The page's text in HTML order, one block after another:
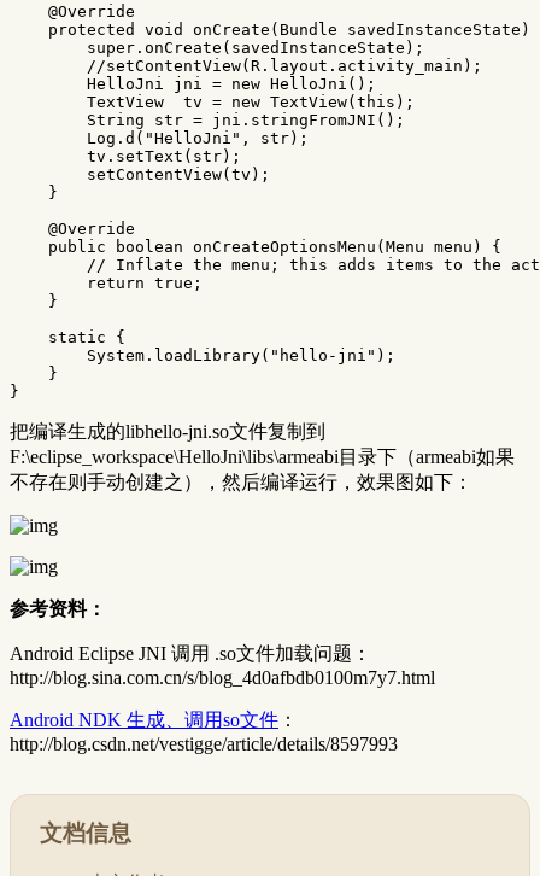
@Override
protected
void onCreate ( Bundle savedInstanceState )
super . onCreate ( savedInstanceState );
//
HelloJni
jni = new HelloJni ();
TextView
tv = new TextView( this );
String
str = jni . stringFromJNI ();
Log . d ( "HelloJni" , str);
tv . setText ( str);
setContentView( tv );
}
@Override
public
boolean onCreateOptionsMenu ( Menu menu )
{
// Inflate the menu; this adds items to the
return true ;
}
static
{
System . loadLibrary( "hello-jni" );
}
}
把编译生成的libhello-jni.so文件复制到
F:\eclipse_workspace\HelloJni\libs\armeabi目录下（armeabi如果
不存在则手动创建之），然后编译运行，效果图如下：
参考资料：
Android Eclipse JNI 调用 .so文件加载问题：
http://blog.sina.com.cn/s/blog_4d0afbdb0100m7y7.html
Android NDK 生成、调用so文件 ：
http://blog.csdn.net/vestigge/article/details/8597993
文档信息